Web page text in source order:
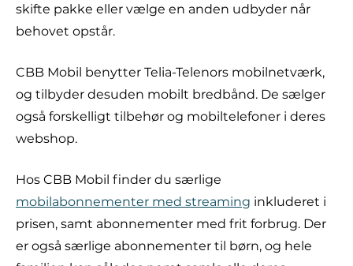
skifte pakke eller vælge en anden udbyder når
behovet opstår.
CBB Mobil benytter Telia-Telenors mobilnetværk,
og tilbyder desuden mobilt bredbånd. De sælger
også forskelligt tilbehør og mobiltelefoner i deres
webshop.
Hos CBB Mobil finder du særlige
mobilabonnementer med streaming inkluderet i
prisen, samt abonnementer med frit forbrug. Der
er også særlige abonnementer til børn, og hele